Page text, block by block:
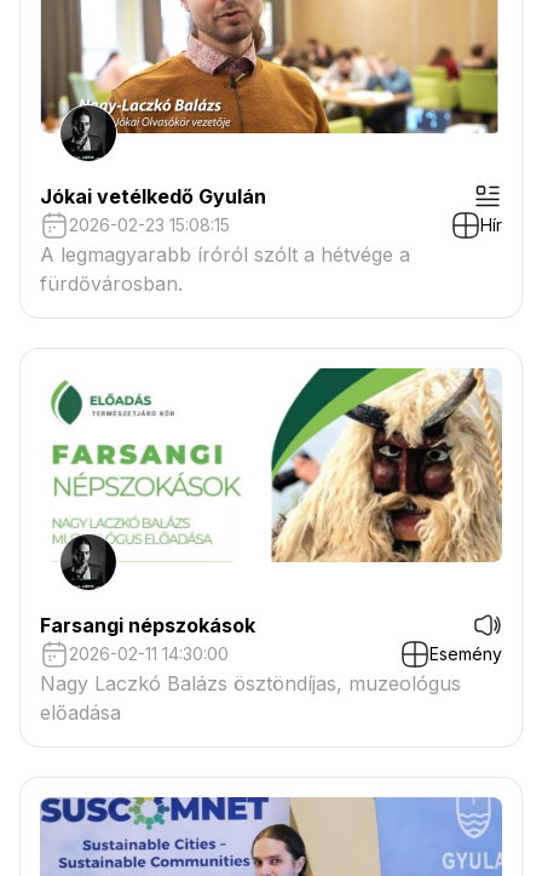
Jókai vetélkedő Gyulán
2026-02-23 15:08:15 Hír
A legmagyarabb íróról szólt a hétvége a
fürdővárosban.
Farsangi népszokások
2026-02-11 14:30:00 Esemény
Nagy Laczkó Balázs ösztöndíjas, muzeológus
előadása